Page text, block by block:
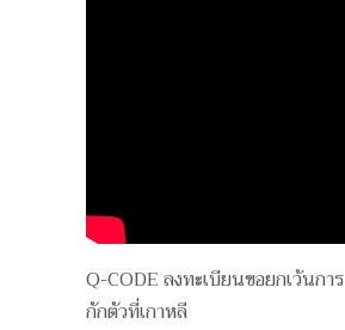
Q-CODE ลงทะเบียนขอยกเว้นการ
กักตัวที่เกาหลี